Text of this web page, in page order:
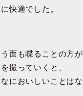
快適でした。
面も喋ることの方が
撮っていくと、
においしいことは